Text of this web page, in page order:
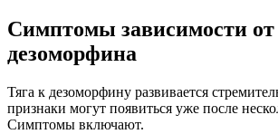
Симптомы зависимости от
дезоморфина
Тяга к дезоморфину развивается
признаки могут появиться уже после
Симптомы включают.